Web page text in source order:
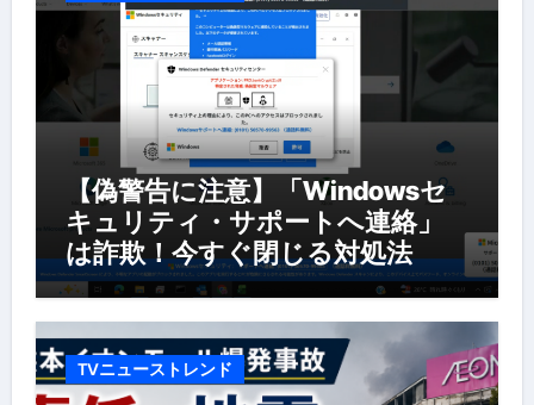
【偽警告に注意】「Windowsセ
キュリティ・サポートへ連絡」
は詐欺！今すぐ閉じる対処法
TVニューストレンド